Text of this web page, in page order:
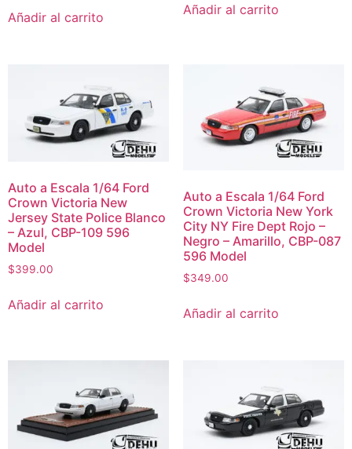
Añadir al carrito
Añadir al carrito
Auto a Escala 1/64 Ford
Crown Victoria New
Jersey State Police Blanco
– Azul, CBP-109 596
Model
$399.00
Añadir al carrito
Auto a Escala 1/64 Ford
Crown Victoria New York
City NY Fire Dept Rojo –
Negro – Amarillo, CBP-087
596 Model
$349.00
Añadir al carrito